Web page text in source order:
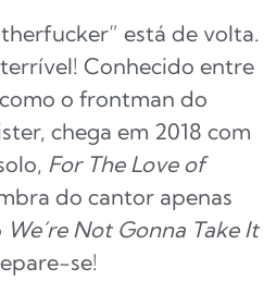
está de volta.
Conhecido entre
o frontman do
chega em 2018 com
For The Love of
do cantor apenas
We´re Not Gonna Take It
se!